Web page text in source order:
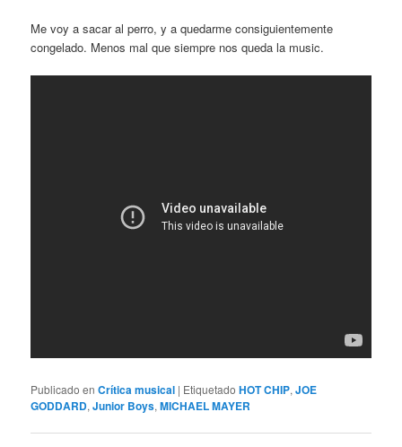
Me voy a sacar al perro, y a quedarme consiguientemente
congelado. Menos mal que siempre nos queda la music.
Publicado en Crítica musical | Etiquetado HOT CHIP,JOE
GODDARD,Junior Boys,MICHAEL MAYER